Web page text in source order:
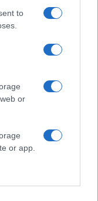
to
or
or app.
a természetes
vagy például a
pandémia idején
meg ezek a
március 19-ig